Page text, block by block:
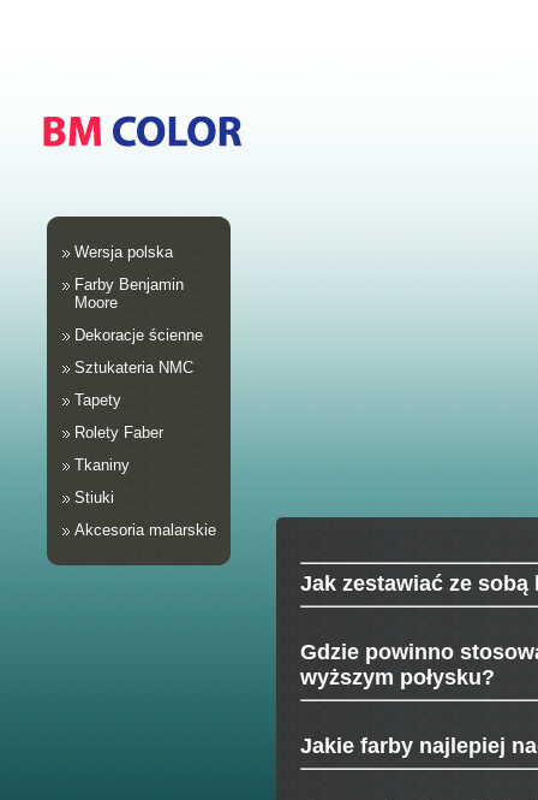
Wersja polska
Farby Benjamin
Moore
Dekoracje ścienne
Sztukateria NMC
Tapety
Rolety Faber
Tkaniny
Stiuki
Akcesoria malarskie
Jak zestawiać ze sobą
Gdzie powinno
wyższym połysku?
Jakie farby najlepiej